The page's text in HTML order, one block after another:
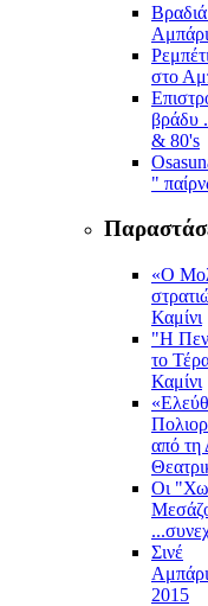
στο
βράδυ
& 80's
"
«Ο
Καμίνι
"Η
το
Καμίνι
από τη
Οι
Σινέ
2015